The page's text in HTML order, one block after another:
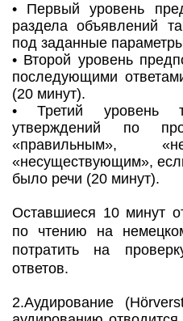
• Первый уровень
раздела объявлений
под заданные
• Второй уровень
последующими
(20 минут).
• Третий уровень
утверждений по
«правильным»,
«несуществующим»,
было речи (20 минут).
Оставшиеся 10 минут
по чтению на
потратить на
ответов.
2.Аудирование